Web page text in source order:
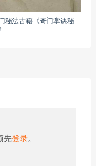
秘法古籍《奇门掌诀秘
先登录。